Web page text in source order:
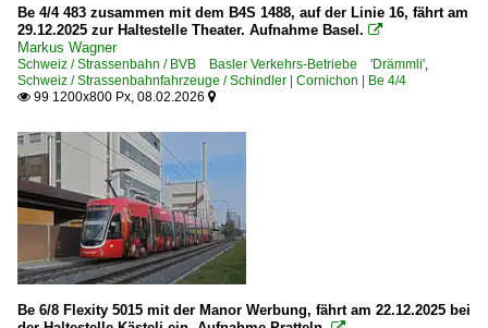
Be 4/4 483 zusammen mit dem B4S 1488, auf der Linie 16, fährt am
29.12.2025 zur Haltestelle Theater. Aufnahme Basel. 
Markus Wagner
Schweiz / Strassenbahn / BVB Basler Verkehrs-Betriebe 'Drämmli',
Schweiz / Strassenbahnfahrzeuge / Schindler | Cornichon | Be 4/4
 99 1200x800 Px, 08.02.2026 
Be 6/8 Flexity 5015 mit der Manor Werbung, fährt am 22.12.2025 bei